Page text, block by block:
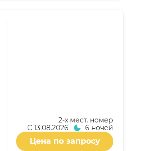
2-x мест. номер
С 13.08.2026 6 ночей
Цена по запросу